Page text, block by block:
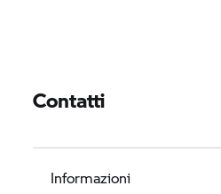
Con officina, carrozzeria e
vicino Treviglio (tel.
Contatti
Informazioni